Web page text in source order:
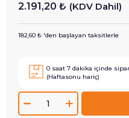
2.191,20 ₺ (KDV Dahil)
182,60 ₺ 'den başlayan taksitlerle
0 saat 7 dakika içinde
(Haftasonu hariç)